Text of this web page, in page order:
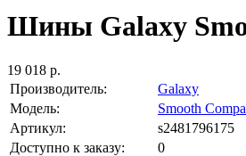
Шины Galaxy
19 018 р.
Производитель:
Galaxy
Модель:
Smooth
Артикул:
s2481796175
Доступно к заказу:
0